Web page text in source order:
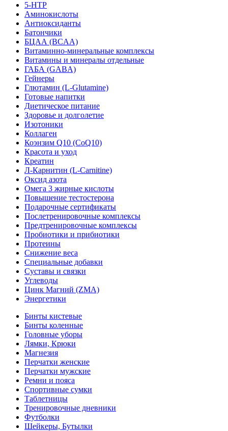
5-HTP
Аминокислоты
Антиоксиданты
Батончики
БЦАА (BCAA)
Витаминно-минеральные комплексы
Витамины и минералы отдельные
ГАБА (GABA)
Гейнеры
Глютамин (L-Glutamine)
Готовые напитки
Диетическое питание
Здоровье и долголетие
Изотоники
Коллаген
Коэнзим Q10 (CoQ10)
Красота и уход
Креатин
Л-Карнитин (L-Сarnitine)
Оксид азота
Омега 3 жирные кислоты
Повышение тестостерона
Подарочные сертификаты
Послетренировочные комплексы
Предтренировочные комплексы
Пробиотики и прибиотики
Протеины
Снижение веса
Специальные добавки
Суставы и связки
Углеводы
Цинк Магний (ZMA)
Энергетики
Бинты кистевые
Бинты коленные
Головные уборы
Лямки, Крюки
Магнезия
Перчатки женские
Перчатки мужские
Ремни и пояса
Спортивные сумки
Таблетницы
Тренировочные дневники
Футболки
Шейкеры, Бутылки